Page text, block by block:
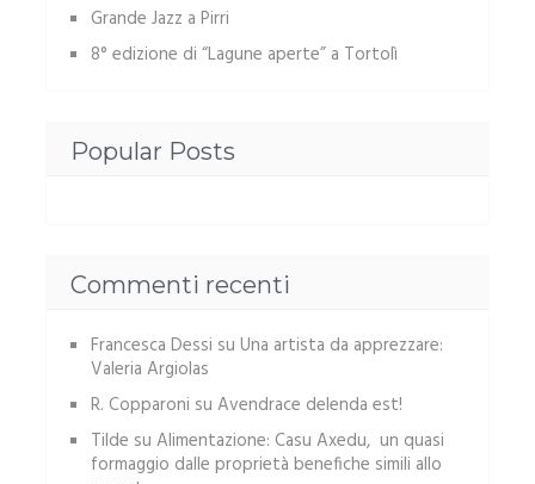
Grande Jazz a Pirri
8° edizione di “Lagune aperte” a Tortolì
Popular Posts
Commenti recenti
Francesca Dessi su Una artista da apprezzare:
Valeria Argiolas
R. Copparoni su Avendrace delenda est!
Tilde su Alimentazione: Casu Axedu, un quasi
formaggio dalle proprietà benefiche simili allo